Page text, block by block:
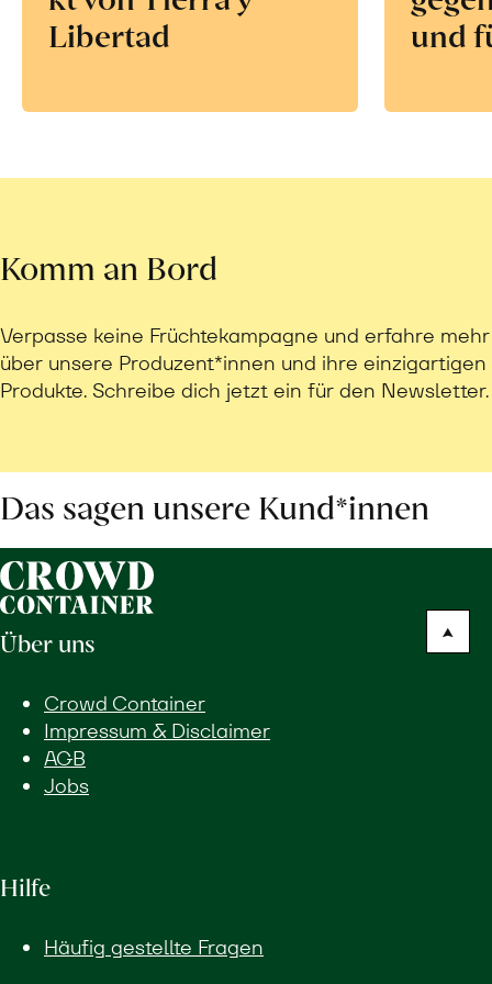
Libertad
und
Komm an Bord
Verpasse keine Früchtekampagne und erfahre mehr
über unsere Produzent*innen und ihre einzigartigen
Produkte. Schreibe dich jetzt ein für den Newsletter.
Das sagen unsere Kund*innen
Über uns
Crowd Container
Impressum & Disclaimer
AGB
Jobs
Hilfe
Häufig gestellte Fragen